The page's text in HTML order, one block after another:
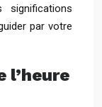
significations
par votre
l’heure